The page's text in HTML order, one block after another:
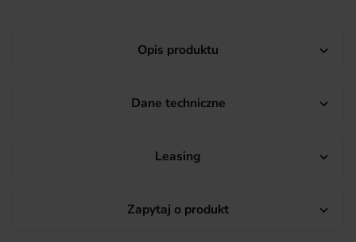
Opis produktu 
Dane techniczne 
Leasing 
Zapytaj o produkt 